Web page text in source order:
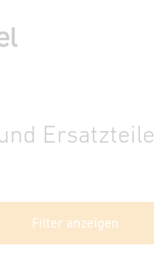
Ersatzteile
Filter anzeigen